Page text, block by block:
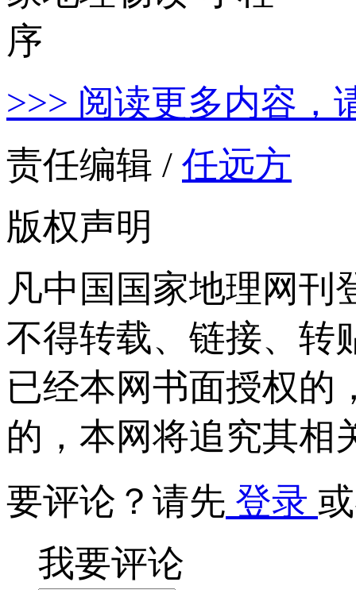
>>> 阅读更多内容，
责任编辑 / 任远方
版权声明
凡中国国家地理网刊
不得转载、链接、转
已经本网书面授权的
的，本网将追究其相
要评论？请先 登录
我要评论